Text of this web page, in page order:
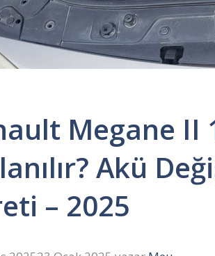
Megane II
Akü
– 2025